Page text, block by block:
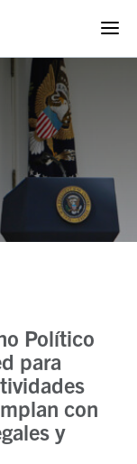
Político
para
con
y